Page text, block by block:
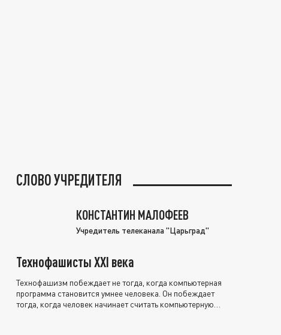
СЛОВО УЧРЕДИТЕЛЯ
КОНСТАНТИН МАЛОФЕЕВ
Учредитель телеканала "Царьград"
Технофашисты XXI века
Технофашизм побеждает не тогда, когда компьютерная
программа становится умнее человека. Он побеждает
тогда, когда человек начинает считать компьютерную